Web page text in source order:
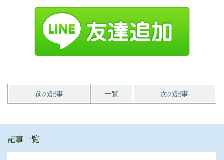
前の記事 一覧 次の記事
記事一覧